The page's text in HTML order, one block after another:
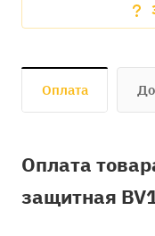
Оплата
Оплата
защитная